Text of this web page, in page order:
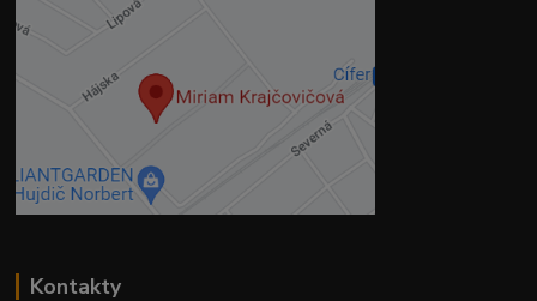
Kontakty